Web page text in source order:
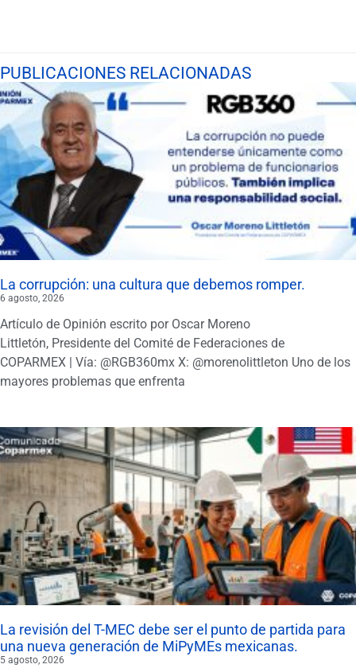
PUBLICACIONES RELACIONADAS
La corrupción: una cultura que debemos romper.
6 agosto, 2026
Artículo de Opinión escrito por Oscar Moreno
Littletón, Presidente del Comité de Federaciones de
COPARMEX | Vía: @RGB360mx X: @morenolittleton Uno de los
mayores problemas que enfrenta
La revisión del T-MEC debe ser el punto de partida para
una nueva generación de MiPyMEs mexicanas.
5 agosto, 2026